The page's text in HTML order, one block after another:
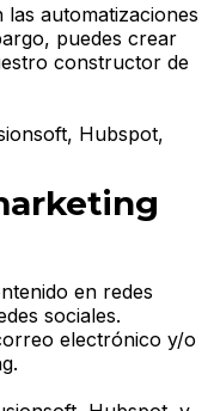
automatizaciones
puedes crear
constructor de
Hubspot,
en redes
sociales.
electrónico y/o